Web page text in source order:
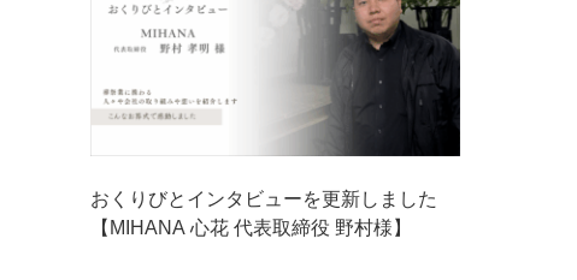
おくりびとインタビューを更新しました
【MIHANA 心花 代表取締役 野村様】